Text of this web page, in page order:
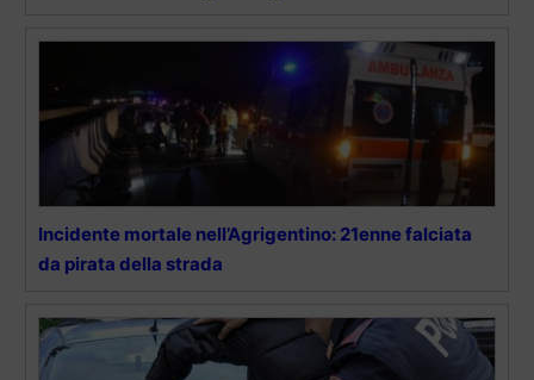
Incidente mortale nell’Agrigentino: 21enne falciata
da pirata della strada